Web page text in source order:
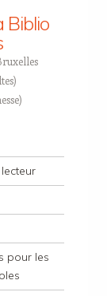
Biblio
pour les